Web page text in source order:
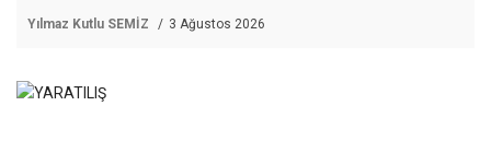
Yılmaz Kutlu SEMİZ 3 Ağustos 2026